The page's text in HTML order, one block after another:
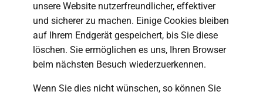
unsere Website nutzerfreundlicher, effektiver
und sicherer zu machen. Einige Cookies bleiben
auf Ihrem Endgerät gespeichert, bis Sie diese
löschen. Sie ermöglichen es uns, Ihren Browser
beim nächsten Besuch wiederzuerkennen.
Wenn Sie dies nicht wünschen, so können Sie